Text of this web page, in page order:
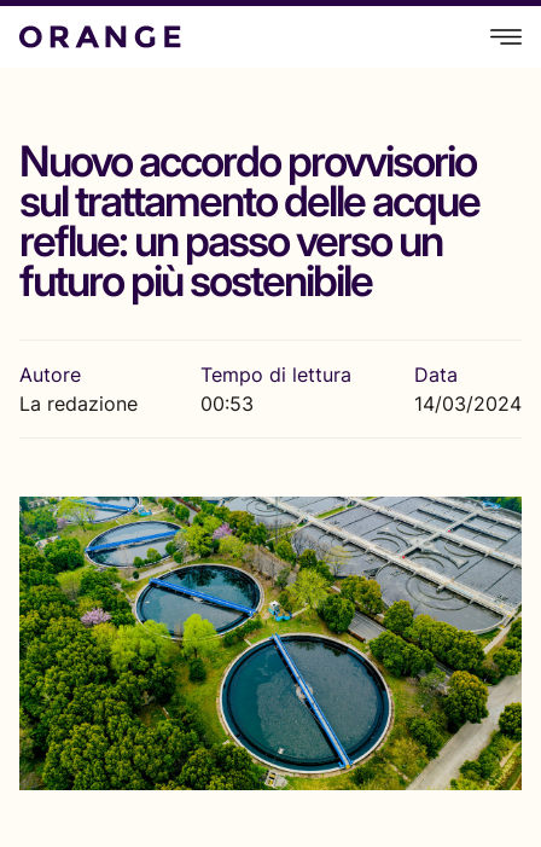
Nuovo accordo provvisorio
sul trattamento delle acque
reflue: un passo verso un
futuro più sostenibile
Autore
La redazione
Tempo di lettura
00:53
Data
14/03/2024